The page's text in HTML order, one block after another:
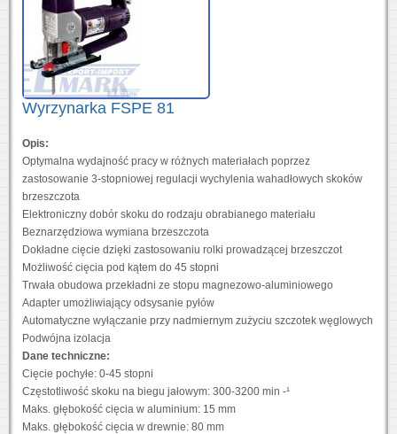
Wyrzynarka FSPE 81
Opis:
Optymalna wydajność pracy w różnych materiałach poprzez
zastosowanie 3-stopniowej regulacji wychylenia wahadłowych skoków
brzeszczota
Elektroniczny dobór skoku do rodzaju obrabianego materiału
Beznarzędziowa wymiana brzeszczota
Dokładne cięcie dzięki zastosowaniu rolki prowadzącej brzeszczot
Możliwość cięcia pod kątem do 45 stopni
Trwała obudowa przekładni ze stopu magnezowo-aluminiowego
Adapter umożliwiający odsysanie pyłów
Automatyczne wyłączanie przy nadmiernym zużyciu szczotek węglowych
Podwójna izolacja
Dane techniczne:
Cięcie pochyłe: 0-45 stopni
Częstotliwość skoku na biegu jałowym: 300-3200 min -¹
Maks. głębokość cięcia w aluminium: 15 mm
Maks. głębokość cięcia w drewnie: 80 mm